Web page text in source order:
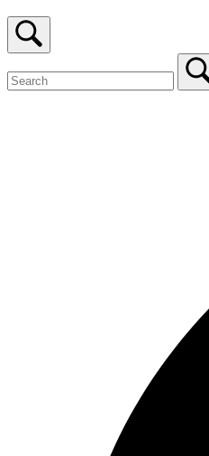
Open
search
bar